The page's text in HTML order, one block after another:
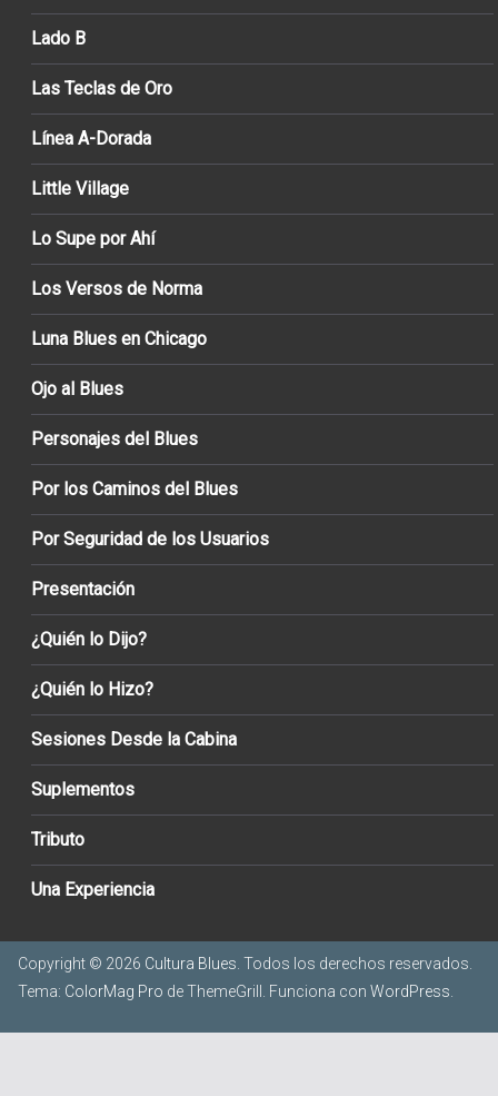
Lado B
Las Teclas de Oro
Línea A-Dorada
Little Village
Lo Supe por Ahí
Los Versos de Norma
Luna Blues en Chicago
Ojo al Blues
Personajes del Blues
Por los Caminos del Blues
Por Seguridad de los Usuarios
Presentación
¿Quién lo Dijo?
¿Quién lo Hizo?
Sesiones Desde la Cabina
Suplementos
Tributo
Una Experiencia
Copyright © 2026 Cultura Blues . Todos los derechos reservados.
Tema: ColorMag Pro de ThemeGrill. Funciona con WordPress